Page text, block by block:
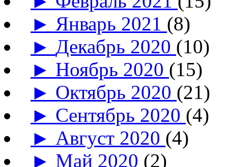
► Январь 2021 (8)
►Декабрь 2020 (10)
► Ноябрь 2020 (15)
► Октябрь 2020 (21)
► Сентябрь 2020 (4)
► Август 2020 (4)
► Май 2020 (2)